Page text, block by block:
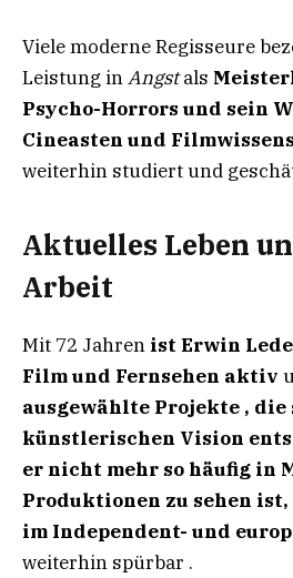
Viele moderne Regisseure
Leistung inAngstals
Psycho-Horrors und sein
Cineasten und
weiterhin studiert und
Aktuelles Leben
Arbeit
Mit 72 Jahren ist Erwin
Film und Fernsehen aktiv
ausgewählte Projekte , die
künstlerischen Vision
er nicht mehr so ​​häufig in
Produktionen zu sehen
im Independent- und
weiterhin spürbar .